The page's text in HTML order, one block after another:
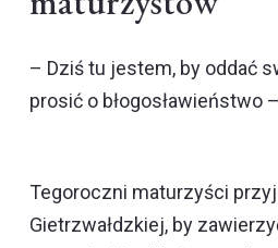
– Dziś tu jestem, by oddać
prosić o błogosławieństwo
Tegoroczni maturzyści
Gietrzwałdzkiej, by